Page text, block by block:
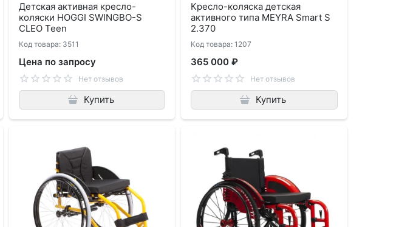
Детская активная кресло-
коляски HOGGI SWINGBO-S
CLEO Teen
Код товара: 3511
Цена по запросу
Нет отзывов
Купить
Кресло-коляска детская
активного типа MEYRA Smart S
2.370
Код товара: 1207
365 000 ₽
Нет отзывов
Купить